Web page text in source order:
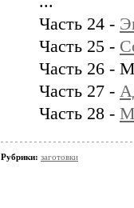
Часть 24 -
Часть 25 -
Часть 26 -
Часть 27 -
Часть 28 -
Рубрики: заготовки